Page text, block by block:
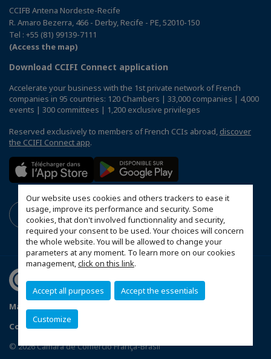
Our website uses cookies and others trackers to ease it
usage, improve its performance and security. Some
cookies, that don't involved functionnality and security,
required your consent to be used. Your choices will concern
the whole website. You will be allowed to change your
parameters at any moment. To learn more on our cookies
management,click on this link.
Accept all purposes Accept the essentials
Customize
CCIFB Antena Nordeste-Recife
R. Amaro Bezerra, 466 - Derby, Recife - PE, 52010-150
Tel : +55 (81) 99139-7111
(Access the map)
Download CCIFI Connect application
Accelerate your business with the 1st private network of French
companies in 95 countries: 120 Chambers | 33,000 companies | 4,000
events | 300 committees | 1,200 exclusive privileges
Reserved exclusively to members of French CCIs abroad, discover
the CCIFI Connect app.
Mapa do Site
Configure cookies preferences
© 2026 Câmara de Comércio França-Brasil